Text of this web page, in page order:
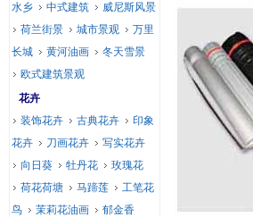
水乡
中式建筑
威尼斯风景
荷兰街景
城市景观
万里
长城
黄河油画
冬天雪景
欧式建筑景观
花卉
装饰花卉
古典花卉
印象
花卉
刀画花卉
写实花卉
向日葵
牡丹花
玫瑰花
荷花荷塘
马蹄莲
工笔花
鸟
茉莉花油画
郁金香